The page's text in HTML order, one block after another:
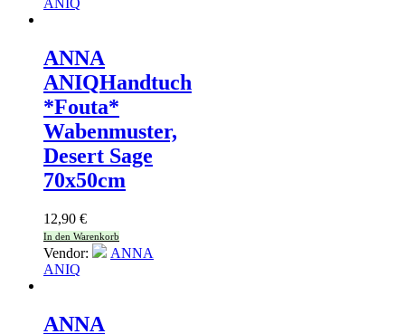
ANIQ
ANNA
ANIQHandtuch
*Fouta*
Wabenmuster,
Desert Sage
70x50cm
12,90 €
In den Warenkorb
Vendor:
ANNA
ANIQ
ANNA